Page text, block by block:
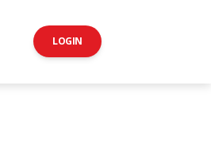
LOGIN